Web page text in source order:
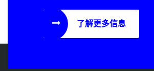
了解更多信息